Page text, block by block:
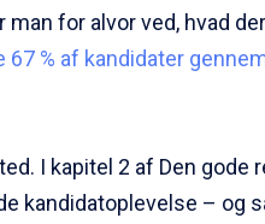
for alvor ved, hvad
% af kandidater
I kapitel 2 af Den gode
kandidatoplevelse – og